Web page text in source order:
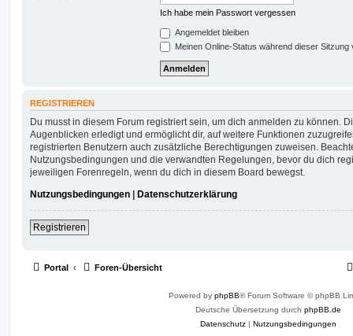
Ich habe mein Passwort vergessen
Angemeldet bleiben
Meinen Online-Status während dieser Sitzung
REGISTRIEREN
Du musst in diesem Forum registriert sein, um dich anmelden zu können.
Augenblicken erledigt und ermöglicht dir, auf weitere Funktionen
registrierten Benutzern auch zusätzliche Berechtigungen zuweisen.
Nutzungsbedingungen und die verwandten Regelungen, bevor du dich
jeweiligen Forenregeln, wenn du dich in diesem Board bewegst.
Nutzungsbedingungen | Datenschutzerklärung
Registrieren
Portal Foren-Übersicht
Powered by phpBB® Forum Software © phpBB
Deutsche Übersetzung durch phpBB.de
Datenschutz | Nutzungsbedingungen